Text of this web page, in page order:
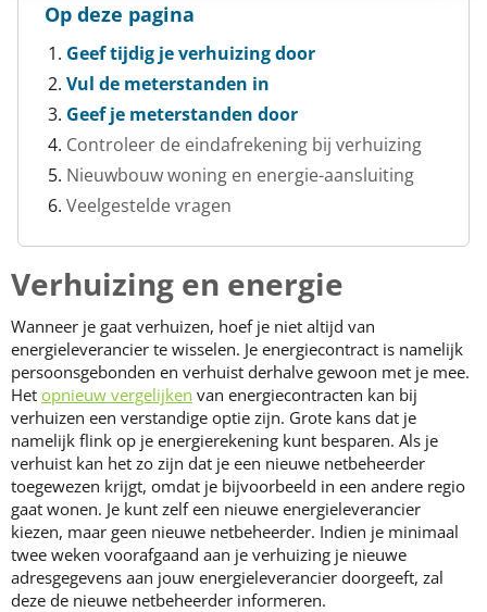
Op deze pagina
Geef tijdig je verhuizing door
Vul de meterstanden in
Geef je meterstanden door
Controleer de eindafrekening bij verhuizing
Nieuwbouw woning en energie-aansluiting
Veelgestelde vragen
Verhuizing en energie
Wanneer je gaat verhuizen, hoef je niet altijd van
energieleverancier te wisselen. Je energiecontract is namelijk
persoonsgebonden en verhuist derhalve gewoon met je mee.
Het opnieuw vergelijken van energiecontracten kan bij
verhuizen een verstandige optie zijn. Grote kans dat je
namelijk flink op je energierekening kunt besparen. Als je
verhuist kan het zo zijn dat je een nieuwe netbeheerder
toegewezen krijgt, omdat je bijvoorbeeld in een andere regio
gaat wonen. Je kunt zelf een nieuwe energieleverancier
kiezen, maar geen nieuwe netbeheerder. Indien je minimaal
twee weken voorafgaand aan je verhuizing je nieuwe
adresgegevens aan jouw energieleverancier doorgeeft, zal
deze de nieuwe netbeheerder informeren.